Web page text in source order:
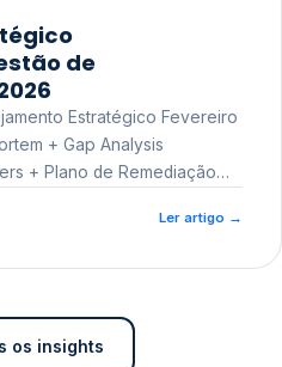
de
Estratégico Fevereiro
+ Gap Analysis
+ Plano de Remediação
Ler artigo →
os insights